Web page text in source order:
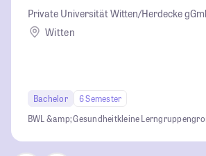
Private Universität Witten/Herdecke
Witten
Bachelor
6 Semester
BWL &amp; Gesundheitkleine Lerngruppen